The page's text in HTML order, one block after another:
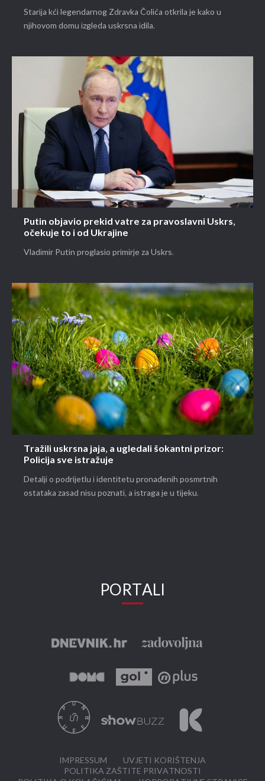
Starija kći legendarnog Zdravka Čolića otkrila je kako u
njihovom domu izgleda uskrsna idila.
Putin objavio prekid vatre za pravoslavni Uskrs,
očekuje to i od Ukrajine
Vladimir Putin proglasio primirje za Uskrs.
Tražili uskrsna jaja, a ugledali šokantni prizor:
Policija sve istražuje
Detalji o podrijetlu i identitetu pronađenih posmrtnih
ostataka zasad nisu poznati, a istraga je u tijeku.
PORTALI
IMPRESSUM
UVJETI KORIŠTENJA
POLITIKA ZAŠTITE PRIVATNOSTI